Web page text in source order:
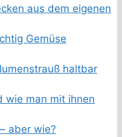
aus dem eigenen
Gemüse
haltbar
wie man mit ihnen
aber wie?